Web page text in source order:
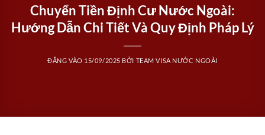
Chuyển Tiền Định Cư Nước Ngoài:
Hướng Dẫn Chi Tiết Và Quy Định Pháp Lý
ĐĂNG VÀO 15/09/2025 BỞI TEAM VISA NƯỚC NGOÀI